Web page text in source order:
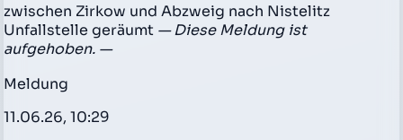
zwischen Zirkow und Abzweig nach Nistelitz
Unfallstelle geräumt — Diese Meldung ist
aufgehoben. —
Meldung
11.06.26, 10:29